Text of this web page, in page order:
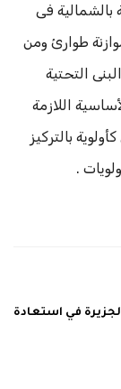
بالشمالية فى
طوارئ ومن
التحتية
اللازمة
بالتركيز
.
في استعادة